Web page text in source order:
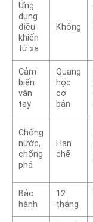
Ứng
dụng
điều
khiển
từ xa
Không
Cảm
biến
vân
tay
Quang
học
cơ
bản
Chống
nước,
chống
phá
Hạn
chế
Bảo
hành
12
tháng